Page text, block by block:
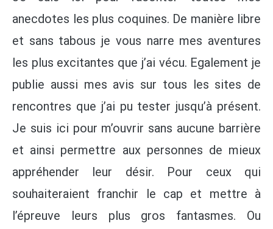
anecdotes les plus coquines. De manière libre
et sans tabous je vous narre mes aventures
les plus excitantes que j’ai vécu. Egalement je
publie aussi mes avis sur tous les sites de
rencontres que j’ai pu tester jusqu’à présent.
Je suis ici pour m’ouvrir sans aucune barrière
et ainsi permettre aux personnes de mieux
appréhender leur désir. Pour ceux qui
souhaiteraient franchir le cap et mettre à
l’épreuve leurs plus gros fantasmes. Ou